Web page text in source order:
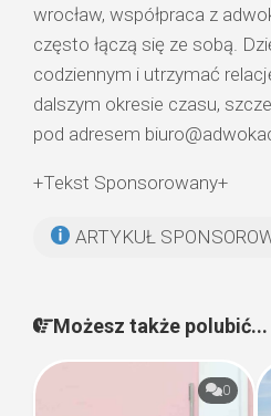
wrocław, współpraca z
często łączą się ze sobą.
codziennym i utrzymać
dalszym okresie czasu,
pod adresem
+Tekst Sponsorowany+
ARTYKUŁ
Możesz także polubić...
0